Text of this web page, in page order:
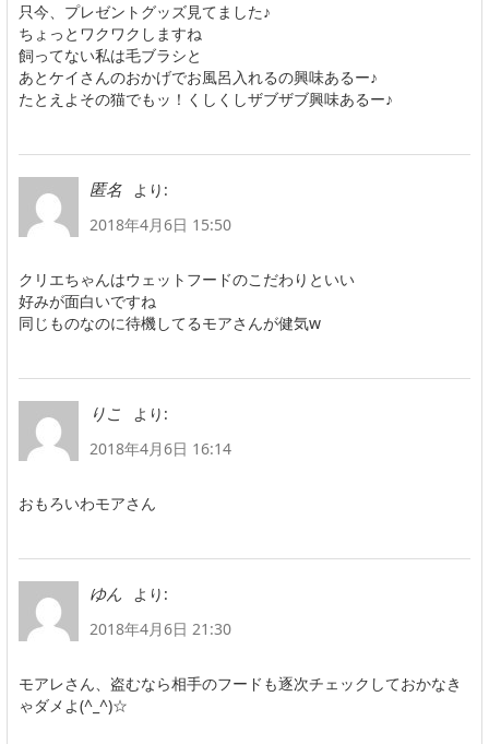
只今、プレゼントグッズ見てました♪
ちょっとワクワクしますね
飼ってない私は毛ブラシと
あとケイさんのおかげでお風呂入れるの興味あるー♪
たとえよその猫でもッ！くしくしザブザブ興味あるー♪
匿名
より:
2018年4月6日 15:50
クリエちゃんはウェットフードのこだわりといい
好みが面白いですね
同じものなのに待機してるモアさんが健気w
りこ
より:
2018年4月6日 16:14
おもろいわモアさん
ゆん
より:
2018年4月6日 21:30
モアレさん、盗むなら相手のフードも逐次チェックしておかなき
ゃダメよ(^_^)☆